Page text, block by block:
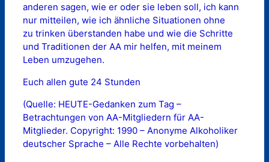
anderen sagen, wie er oder sie leben soll, ich kann
nur mitteilen, wie ich ähnliche Situationen ohne
zu trinken überstanden habe und wie die Schritte
und Traditionen der AA mir helfen, mit meinem
Leben umzugehen.
Euch allen gute 24 Stunden
(Quelle: HEUTE-Gedanken zum Tag –
Betrachtungen von AA-Mitgliedern für AA-
Mitglieder. Copyright: 1990 – Anonyme Alkoholiker
deutscher Sprache – Alle Rechte vorbehalten)